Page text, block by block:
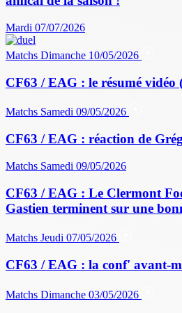
Mardi 07/07/2026
Matchs Dimanche 10/05/2026
CF63 / EAG : le résumé vidéo
Matchs Samedi 09/05/2026
CF63 / EAG : réaction de
Matchs Samedi 09/05/2026
CF63 / EAG : Le Clermont
Gastien terminent sur une
Matchs Jeudi 07/05/2026
CF63 / EAG : la conf' avant-
Matchs Dimanche 03/05/2026